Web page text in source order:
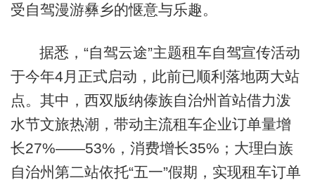
受自驾漫游彝乡的惬意与乐趣。
据悉，“自驾云途”主题租车自驾宣传活动
于今年4月正式启动，此前已顺利落地两大站
点。其中，西双版纳傣族自治州首站借力泼
水节文旅热潮，带动主流租车企业订单量增
长27%——53%，消费增长35%；大理白族
自治州第二站依托“五一”假期，实现租车订单